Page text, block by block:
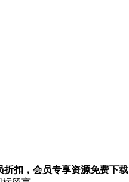
折扣，会员专享资源免费下载